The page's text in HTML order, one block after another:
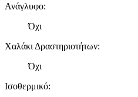
Ανάγλυφο:
Όχι
Χαλάκι Δραστηριοτήτων:
Όχι
Ισοθερμικό: